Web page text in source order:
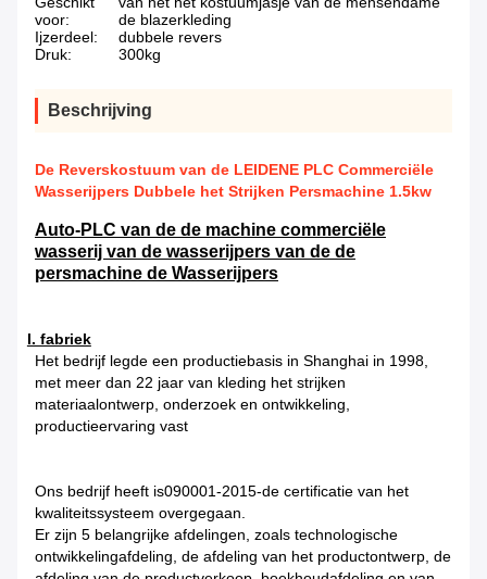
voor:
de blazerkleding
Ijzerdeel:
dubbele revers
Druk:
300kg
Beschrijving
De Reverskostuum van de LEIDENE PLC Commerciële
Wasserijpers Dubbele het Strijken Persmachine 1.5kw
Auto-PLC van de de machine commerciële
wasserij van de wasserijpers van de de
persmachine de Wasserijpers
I. fabriek
Het bedrijf legde een productiebasis in Shanghai in 1998,
met meer dan 22 jaar van kleding het strijken
materiaalontwerp, onderzoek en ontwikkeling,
productieervaring vast
Ons bedrijf heeft is090001-2015-de certificatie van het
kwaliteitssysteem overgegaan.
Er zijn 5 belangrijke afdelingen, zoals technologische
ontwikkelingafdeling, de afdeling van het productontwerp, de